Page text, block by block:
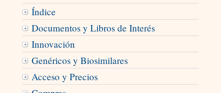
Índice
Documentos y Libros de Interés
Innovación
Genéricos y Biosimilares
Acceso y Precios